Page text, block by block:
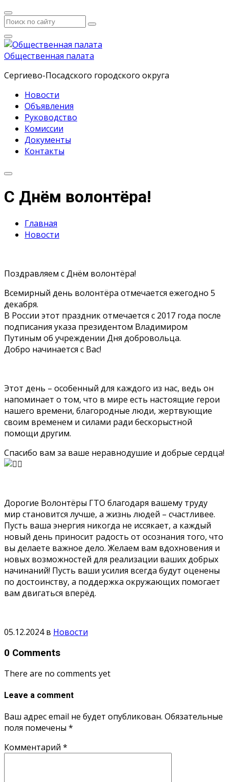
Общественная палата
Сергиево-Посадского городского округа
Новости
Объявления
Руководство
Комиссии
Документы
Контакты
С Днём волонтёра!
Главная
Новости
Поздравляем с Днём волонтёра!
Всемирный день волонтёра отмечается ежегодно 5
декабря.
В России этот праздник отмечается с 2017 года после
подписания указа президентом Владимиром
Путиным об учреждении Дня добровольца.
Добро начинается с Вас!
Этот день – особенный для каждого из нас, ведь он
напоминает о том, что в мире есть настоящие герои
нашего времени, благородные люди, жертвующие
своим временем и силами ради бескорыстной
помощи другим.
Спасибо вам за ваше неравнодушие и добрые сердца!
Дорогие Волонтёры ГТО благодаря вашему труду
мир становится лучше, а жизнь людей – счастливее.
Пусть ваша энергия никогда не иссякает, а каждый
новый день приносит радость от осознания того, что
вы делаете важное дело. Желаем вам вдохновения и
новых возможностей для реализации ваших добрых
начинаний! Пусть ваши усилия всегда будут оценены
по достоинству, а поддержка окружающих помогает
вам двигаться вперёд.
05.12.2024в Новости
0 Comments
There are no comments yet
Leave a comment
Ваш адрес email не будет опубликован. Обязательные
поля помечены *
Комментарий *